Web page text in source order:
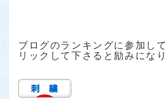
ブログのランキングに参加し
リックして下さると励みにな